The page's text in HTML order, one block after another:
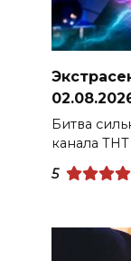
Битва
канала
5